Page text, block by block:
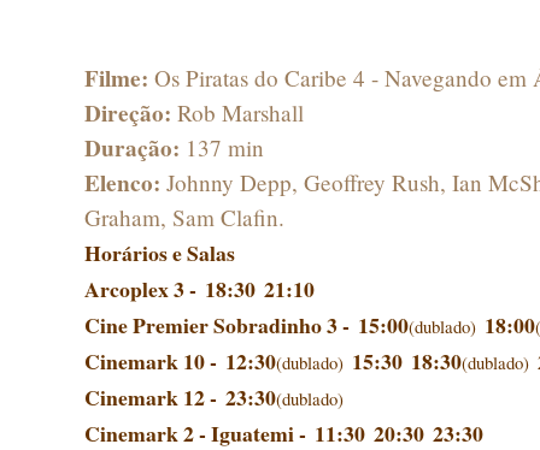
Filme: Os Piratas do Caribe 4 - Navegando em
Direção: Rob Marshall
Duração: 137 min
Elenco: Johnny Depp, Geoffrey Rush, Ian
Graham, Sam Clafin.
Horários e Salas
Arcoplex 3 - 18:30 21:10
Cine Premier Sobradinho 3 - 15:00(dublado) 18:00
Cinemark 10 - 12:30(dublado) 15:30 18:30(dublado)
Cinemark 12 - 23:30(dublado)
Cinemark 2 - Iguatemi - 11:30 20:30 23:30